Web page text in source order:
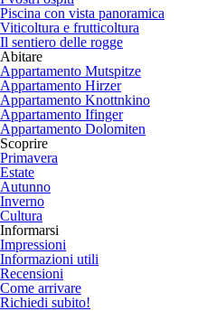
Piscina con vista panoramica
Viticoltura e frutticoltura
Il sentiero delle rogge
Abitare
Appartamento Mutspitze
Appartamento Hirzer
Appartamento Knottnkino
Appartamento Ifinger
Appartamento Dolomiten
Scoprire
Primavera
Estate
Autunno
Inverno
Cultura
Informarsi
Impressioni
Informazioni utili
Recensioni
Come arrivare
Richiedi subito!